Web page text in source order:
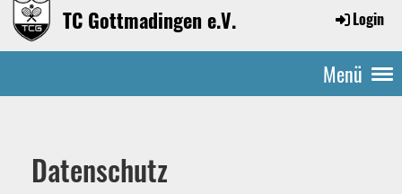
TC Gottmadingen e.V. Login
Menü
Datenschutz